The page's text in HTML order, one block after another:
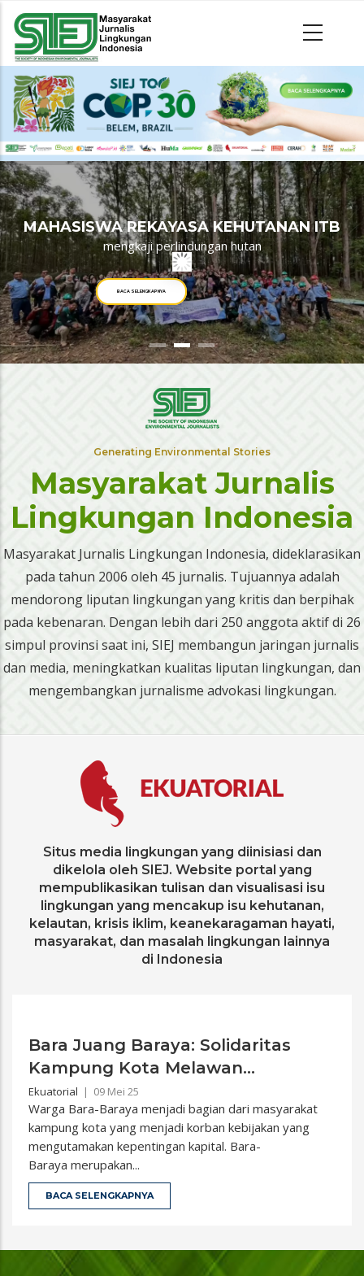
MAHASISWA REKAYASA KEHUTANAN ITB
mengkaji perlindungan hutan
BACA SELENGKAPNYA
Generating Environmental Stories
Masyarakat Jurnalis
Lingkungan Indonesia
Masyarakat Jurnalis Lingkungan Indonesia, dideklarasikan
pada tahun 2006 oleh 45 jurnalis. Tujuannya adalah
mendorong liputan lingkungan yang kritis dan berpihak
pada kebenaran. Dengan lebih dari 250 anggota aktif di 26
simpul provinsi saat ini, SIEJ membangun jaringan jurnalis
dan media, meningkatkan kualitas liputan lingkungan, dan
mengembangkan jurnalisme advokasi lingkungan.
Situs media lingkungan yang diinisiasi dan
dikelola oleh SIEJ. Website portal yang
mempublikasikan tulisan dan visualisasi isu
lingkungan yang mencakup isu kehutanan,
kelautan, krisis iklim, keanekaragaman hayati,
masyarakat, dan masalah lingkungan lainnya
di Indonesia
Bara Juang Baraya: Solidaritas
Kampung Kota Melawan...
Ekuatorial | 09 Mei 25
Warga Bara-Baraya menjadi bagian dari masyarakat
kampung kota yang menjadi korban kebijakan yang
mengutamakan kepentingan kapital. Bara-
Baraya merupakan...
BACA SELENGKAPNYA